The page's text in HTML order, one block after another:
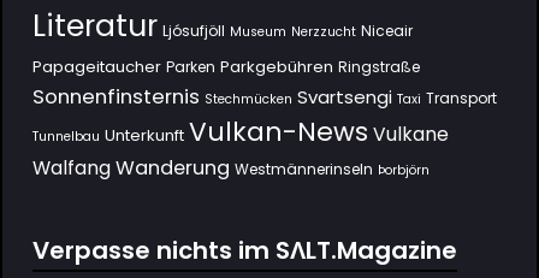
Literatur Ljósufjöll Museum Nerzzucht Niceair
Papageitaucher Parken Parkgebühren Ringstraße
Sonnenfinsternis Stechmücken Svartsengi Taxi Transport
Tunnelbau Unterkunft Vulkan-News Vulkane
Walfang Wanderung Westmännerinseln Þorbjörn
Verpasse nichts im SΛLT.Magazine